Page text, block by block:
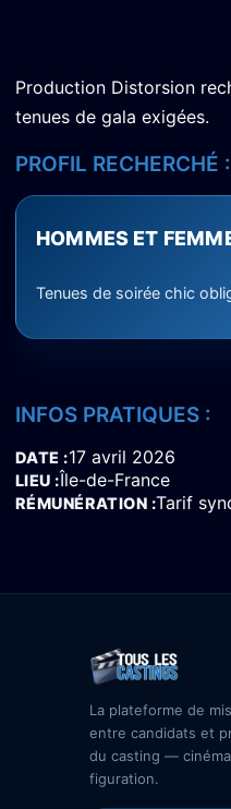
Production Distorsion
tenues de gala exigées.
PROFIL RECHERCHÉ :
HOMMES ET
Tenues de soirée chic
INFOS PRATIQUES :
DATE 17 avril 2026
LIEU Île-de-France
RÉMUNÉRATION Tarif
La plateforme de
entre candidats et
du casting —
figuration.